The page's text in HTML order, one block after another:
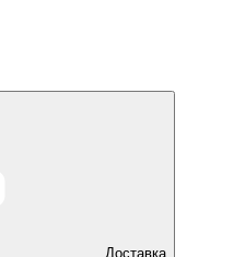
Доставка